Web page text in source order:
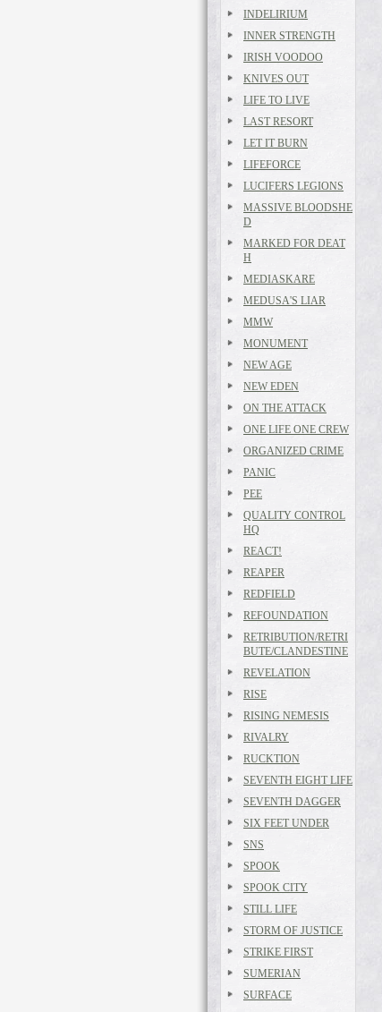
INDELIRIUM
INNER STRENGTH
IRISH VOODOO
KNIVES OUT
LIFE TO LIVE
LAST RESORT
LET IT BURN
LIFEFORCE
LUCIFERS LEGIONS
MASSIVE BLOODSHE
D
MARKED FOR DEAT
H
MEDIASKARE
MEDUSA'S LIAR
MMW
MONUMENT
NEW AGE
NEW EDEN
ON THE ATTACK
ONE LIFE ONE CREW
ORGANIZED CRIME
PANIC
PEE
QUALITY CONTROL
HQ
REACT!
REAPER
REDFIELD
REFOUNDATION
RETRIBUTION/RETRI
BUTE/CLANDESTINE
REVELATION
RISE
RISING NEMESIS
RIVALRY
RUCKTION
SEVENTH EIGHT LIFE
SEVENTH DAGGER
SIX FEET UNDER
SNS
SPOOK
SPOOK CITY
STILL LIFE
STORM OF JUSTICE
STRIKE FIRST
SUMERIAN
SURFACE